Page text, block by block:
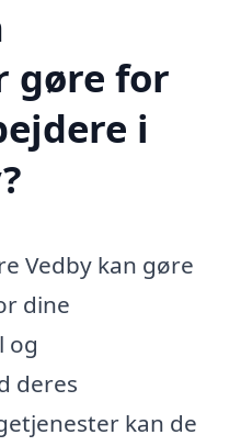
gøre for
i
Vedby kan gøre
dine
og
deres
kan de